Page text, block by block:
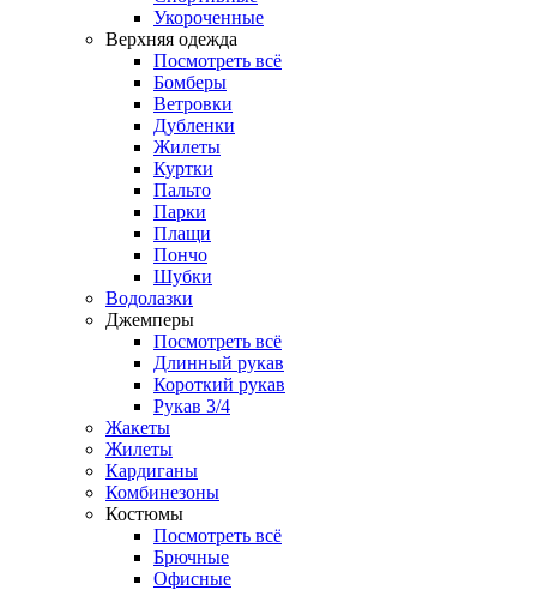
Укороченные
Верхняя одежда
Посмотреть всё
Бомберы
Ветровки
Дубленки
Жилеты
Куртки
Пальто
Парки
Плащи
Пончо
Шубки
Водолазки
Джемперы
Посмотреть всё
Длинный рукав
Короткий рукав
Рукав 3/4
Жакеты
Жилеты
Кардиганы
Комбинезоны
Костюмы
Посмотреть всё
Брючные
Офисные